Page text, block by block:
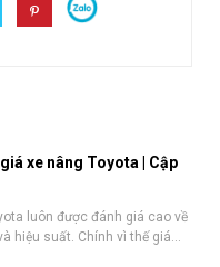
xe nâng Toyota | Cập
luôn được đánh giá cao về
hiệu suất. Chính vì thế giá...